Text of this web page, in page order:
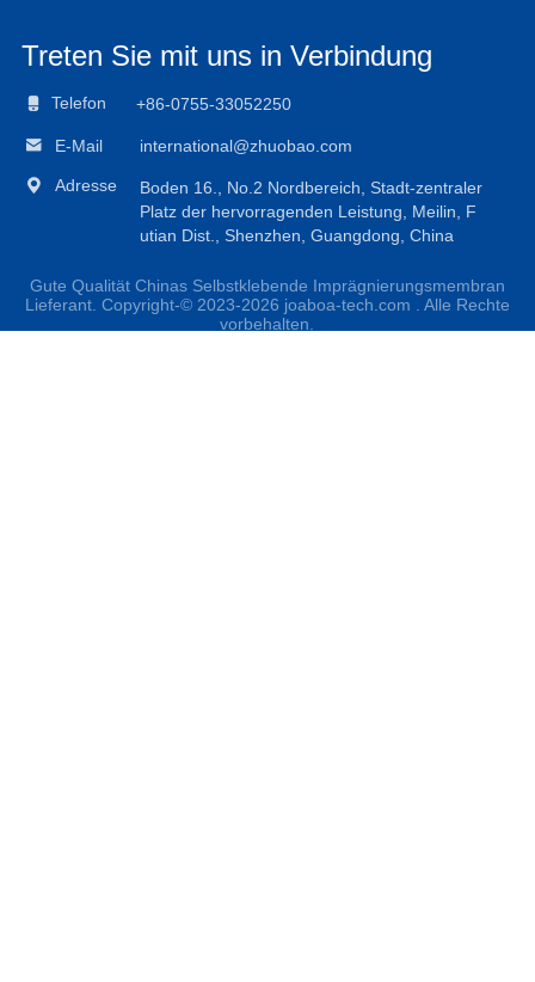
Treten Sie mit uns in Verbindung
 Telefon +86-0755-33052250
 E-Mail international@zhuobao.com
 Adresse
Boden 16., No.2 Nordbereich, Stadt-zentraler
Platz der hervorragenden Leistung, Meilin, F
utian Dist., Shenzhen, Guangdong, China
Gute Qualität Chinas Selbstklebende Imprägnierungsmembran
Lieferant. Copyright-© 2023-2026 joaboa-tech.com . Alle Rechte
vorbehalten.